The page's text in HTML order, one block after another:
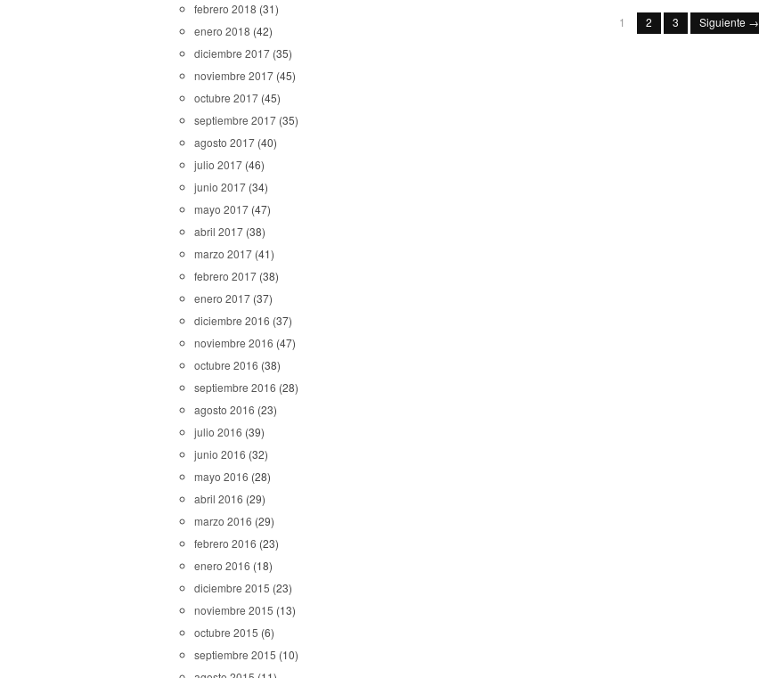
febrero 2018 (31)
enero 2018 (42)
diciembre 2017 (35)
noviembre 2017 (45)
octubre 2017 (45)
septiembre 2017 (35)
agosto 2017 (40)
julio 2017 (46)
junio 2017 (34)
mayo 2017 (47)
abril 2017 (38)
marzo 2017 (41)
febrero 2017 (38)
enero 2017 (37)
diciembre 2016 (37)
noviembre 2016 (47)
octubre 2016 (38)
septiembre 2016 (28)
agosto 2016 (23)
julio 2016 (39)
junio 2016 (32)
mayo 2016 (28)
abril 2016 (29)
marzo 2016 (29)
febrero 2016 (23)
enero 2016 (18)
diciembre 2015 (23)
noviembre 2015 (13)
octubre 2015 (6)
septiembre 2015 (10)
1 2 3 Siguiente →